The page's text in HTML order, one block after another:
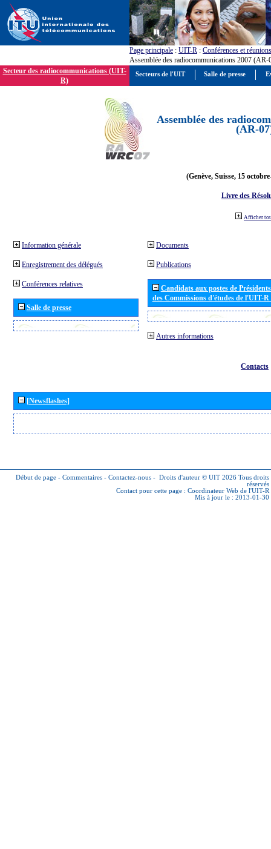
Page principale : UIT-R : Conférences et réunions
Assemblée des radiocommunications 2007 (AR-
Secteur des radiocommunications (UIT-
R)
Assemblée des
(AR-
(Genève, Suisse, 15
Livre des
Afficher
Information générale
Enregistrement des délégués
Conférences relatives
Salle de presse
Documents
Publications
Candidats aux postes de
des Commissions d'études de l'UIT-
Autres informations
Contacts
[Newsflashes]
Début de page - Commentaires - Contactez-nous - Droits d'auteur © UIT 2026 Tous droits
réservés
Contact pour cette page : Coordinateur Web de l'UIT-R
Mis à jour le : 2013-01-30
Secteurs de l'UIT Salle de presse